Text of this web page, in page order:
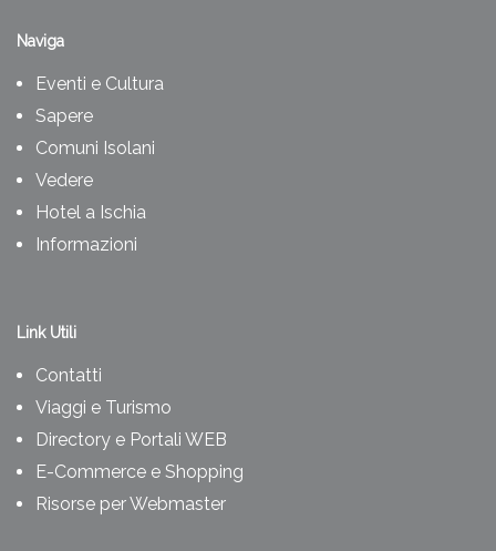
Naviga
Eventi e Cultura
Sapere
Comuni Isolani
Vedere
Hotel a Ischia
Informazioni
Link Utili
Contatti
Viaggi e Turismo
Directory e Portali WEB
E-Commerce e Shopping
Risorse per Webmaster